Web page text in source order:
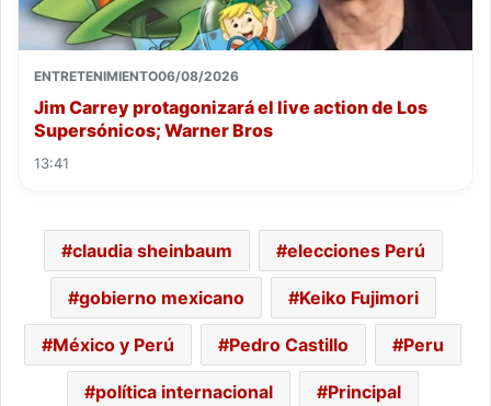
ENTRETENIMIENTO06/08/2026
Jim Carrey protagonizará el live action de Los
Supersónicos; Warner Bros
13:41
claudia sheinbaum elecciones Perú
gobierno mexicano Keiko Fujimori
México y Perú Pedro Castillo Peru
política internacional Principal